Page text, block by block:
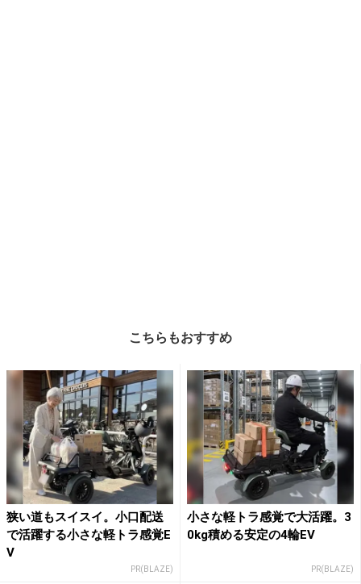
こちらもおすすめ
狭い道もスイスイ。小口配送
で活躍する小さな軽トラ感覚E
V
PR(BLAZE)
小さな軽トラ感覚で大活躍。3
0kg積める安定の4輪EV
PR(BLAZE)